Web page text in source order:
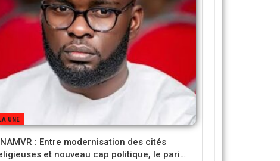
LA UNE
: Entre modernisation des cités
et nouveau cap politique, le pari…